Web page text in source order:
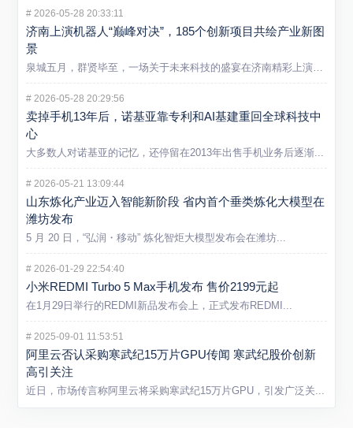
#2026-05-28 20:33:11
济南上演机器人“巅峰对决”，185个创新项目共绘产业新图
景
泉城五月，群贤毕至，一场关于未来科技的盛宴在济南精彩上演。5...
#2026-05-28 20:29:56
卖掉手机13年后，诺基亚靠专利和AI基建重回全球科技中
心
大多数人对诺基亚的记忆，还停留在2013年出售手机业务后逐渐...
#2026-05-21 13:09:44
山东炼化产业迈入智能新阶段 省内首个垂类炼化大模型在
潍坊发布
5 月 20 日，“弘润・移动” 炼化智炬大模型发布会在潍坊...
#2026-01-29 22:54:40
小米REDMI Turbo 5 Max手机发布 售价2199元起
在1月29日举行的REDMI新品发布会上，正式发布REDMI...
#2025-09-01 11:53:51
阿里云否认采购寒武纪15万片GPU传闻 寒武纪股价创新
高引关注
近日，市场传言称阿里云将采购寒武纪15万片GPU，引发广泛关...